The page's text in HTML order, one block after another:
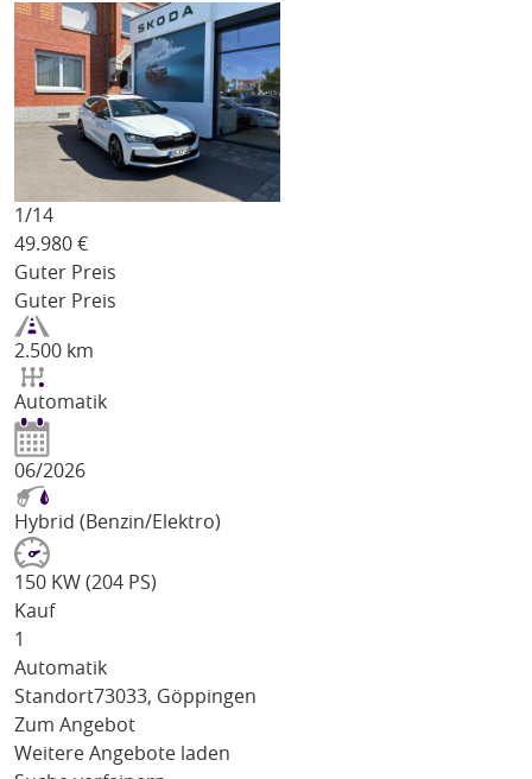
1/14
49.980 €
Guter Preis
Guter Preis
2.500 km
Automatik
06/2026
Hybrid (Benzin/Elektro)
150 KW (204 PS)
Kauf
1
Automatik
Standort73033, Göppingen
Zum Angebot
Weitere Angebote laden